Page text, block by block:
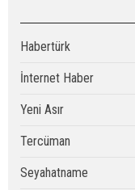
Habertürk
İnternet Haber
Yeni Asır
Tercüman
Seyahatname